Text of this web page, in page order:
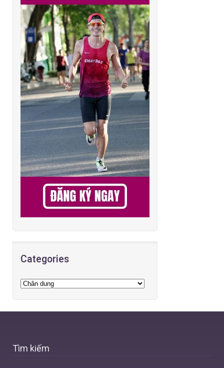
Categories
Tìm kiếm